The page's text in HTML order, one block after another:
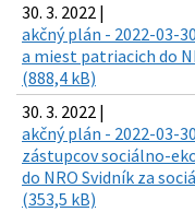
30. 3. 2022 |
akčný plán - 2022-03-
a miest patriacich do
(888,4 kB)
30. 3. 2022 |
akčný plán - 2022-03-
zástupcov sociálno-
do NRO Svidník za
(353,5 kB)